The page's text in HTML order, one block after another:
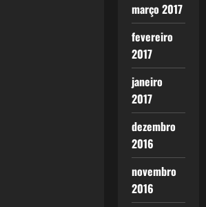
março 2017
fevereiro
2017
janeiro
2017
dezembro
2016
novembro
2016